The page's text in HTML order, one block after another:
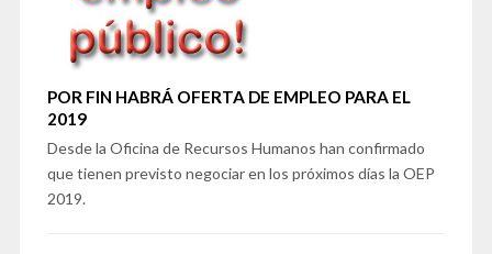
POR FIN HABRÁ OFERTA DE EMPLEO PARA EL
2019
Desde la Oficina de Recursos Humanos han confirmado
que tienen previsto negociar en los próximos días la OEP
2019.